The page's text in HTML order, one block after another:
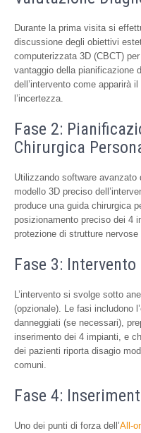
Durante la prima visita si
discussione degli obiettivi
computerizzata 3D (CBCT)
vantaggio della pianificazione
dell’intervento come apparirà
l’incertezza.
Fase 2:
Chirurgica
Utilizzando software
modello 3D preciso
produce una guida chirurgica
posizionamento preciso dei 4
protezione di strutture nervose
Fase 3:
L’intervento si svolge sotto
(opzionale). Le fasi includono
danneggiati (se necessari),
inserimento dei 4 impianti, e
dei pazienti riporta disagio
comuni.
Fase 4:
Uno dei punti di forza dell’All-